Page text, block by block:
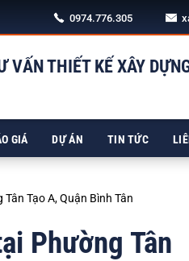
0974.776.305
VẤN THIẾT KẾ XÂY
GIÁ DỰ ÁN TIN TỨC
Tạo A, Quận Bình Tân
Phường Tân